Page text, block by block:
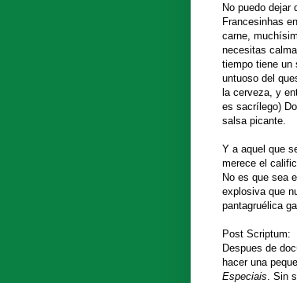
No puedo dejar
Francesinhas
carne,
necesitas
tiempo tiene un
untuoso del
la cerveza, y
es sacrílego)
salsa picante.
Y a aquel que
merece el
No es que sea
explosiva que
pantagruélica
Post Scriptum:
Despues de
hacer una
Especiais . Sin